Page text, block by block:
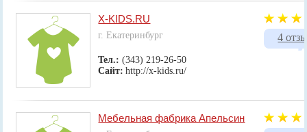
4
X-KIDS.RU
г. Екатеринбург
Тел.:(343) 219-26-50
Сайт: http://x-kids.ru/
Мебельная фабрика Апельсин